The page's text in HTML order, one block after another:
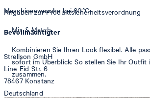
Maschinenwäsche bei 60°C
Angaben zur Produktsicherheitsverordnung
Bevollmächtigter
Strellson GmbH
Line-Eid-Str. 6
78467 Konstanz
Deutschland
Mix & Match
Kombinieren Sie Ihren Look flexibel. Alle
sofort im Überblick: So stellen Sie Ihr Outfit
zusammen.